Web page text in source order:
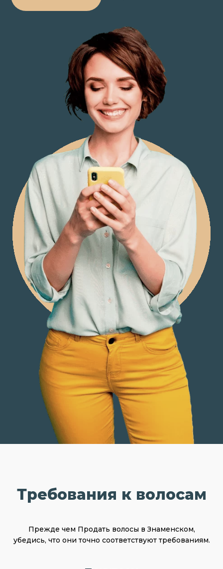
Требования к волосам
Прежде чем Продать волосы в Знаменском,
убедись, что они точно соответствуют требованиям.